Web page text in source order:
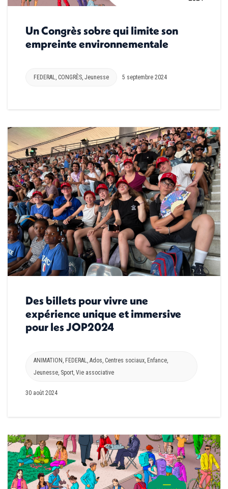
Un Congrès sobre qui limite son
empreinte environnementale
FEDERAL, CONGRÈS, Jeunesse 5 septembre 2024
Des billets pour vivre une
expérience unique et immersive
pour les JOP2024
ANIMATION, FEDERAL, Ados, Centres sociaux, Enfance,
Jeunesse, Sport, Vie associative
30 août 2024